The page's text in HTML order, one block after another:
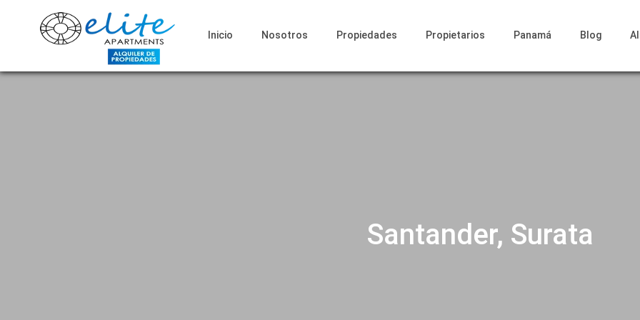
Inicio Nosotros Propiedades Propietarios Panamá Blog
Santander, Surata